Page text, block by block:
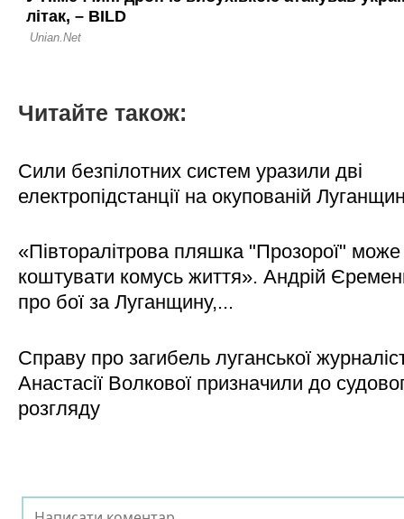
Читайте також:
Сили безпілотних систем уразили дві
електропідстанції на окупованій
«Півторалітрова пляшка "Прозорої" може
коштувати комусь життя». Андрій
про бої за Луганщину,...
Справу про загибель луганської
Анастасії Волкової призначили до
розгляду